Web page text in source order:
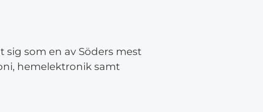
sig som en av Söders mest
hemelektronik samt